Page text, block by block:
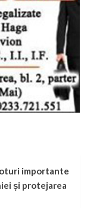
importante
și protejarea